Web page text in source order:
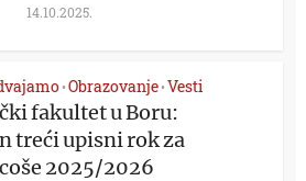
14.10.2025.
•Obrazovanje•Vesti
fakultet u Boru:
treći upisni rok za
2025/2026